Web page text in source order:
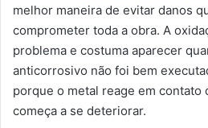
melhor maneira de evitar danos
comprometer toda a obra. A
problema e costuma aparecer
anticorrosivo não foi bem
porque o metal reage em contato
começa a se deteriorar.